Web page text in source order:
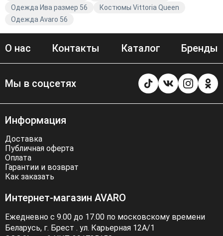
Одежда Ива размер 56
Костюмы Vittoria Queen
Одежда Avaro 56
О нас Контакты Каталог Бренды
Мы в соцсетях
Информация
Доставка
Публичная оферта
Оплата
Гарантии и возврат
Как заказать
Интернет-магазин AVARO
Ежедневно с 9.00 до 17.00 по московскому времени
Беларусь, г. Брест . ул. Карьерная 12А/1